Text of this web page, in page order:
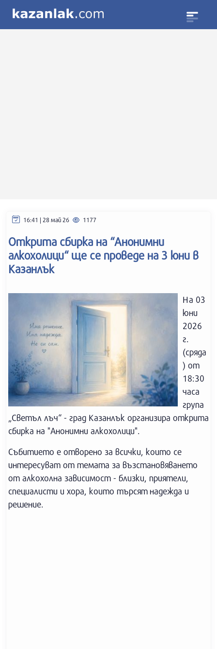
16:41 | 28 май 26 1177
Открита сбирка на “Анонимни
алкохолици“ ще се проведе на 3 юни в
Казанлък
На 03
юни
2026
г.
(сряда
) от
18:30
часа
група
„Светъл лъч“ - град Казанлък организира открита
сбирка на "Анонимни алкохолици".
Събитието е отворено за всички, които се
интересуват от темата за възстановяването
от алкохолна зависимост - близки, приятели,
специалисти и хора, които търсят надежда и
решение.